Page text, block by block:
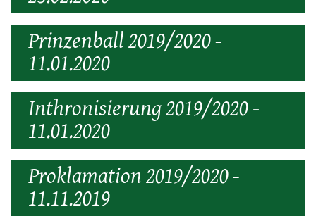
Prinzenball 2019/2020 -
11.01.2020
Inthronisierung 2019/2020 -
11.01.2020
Proklamation 2019/2020 -
11.11.2019